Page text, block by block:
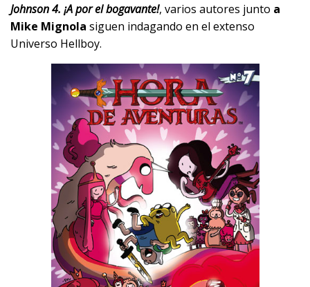
Johnson 4. ¡A por el bogavante!, varios autores junto a
Mike Mignola siguen indagando en el extenso
Universo Hellboy.